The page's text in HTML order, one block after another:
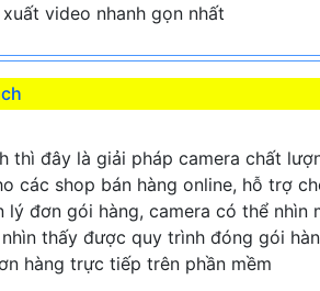
video nhanh gọn nhất
thì đây là giải pháp camera chất
các shop bán hàng online, hỗ trợ
lý đơn gói hàng, camera có thể nhìn
thấy được quy trình đóng gói
hàng trực tiếp trên phần mềm